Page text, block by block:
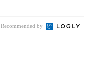
Recommended by